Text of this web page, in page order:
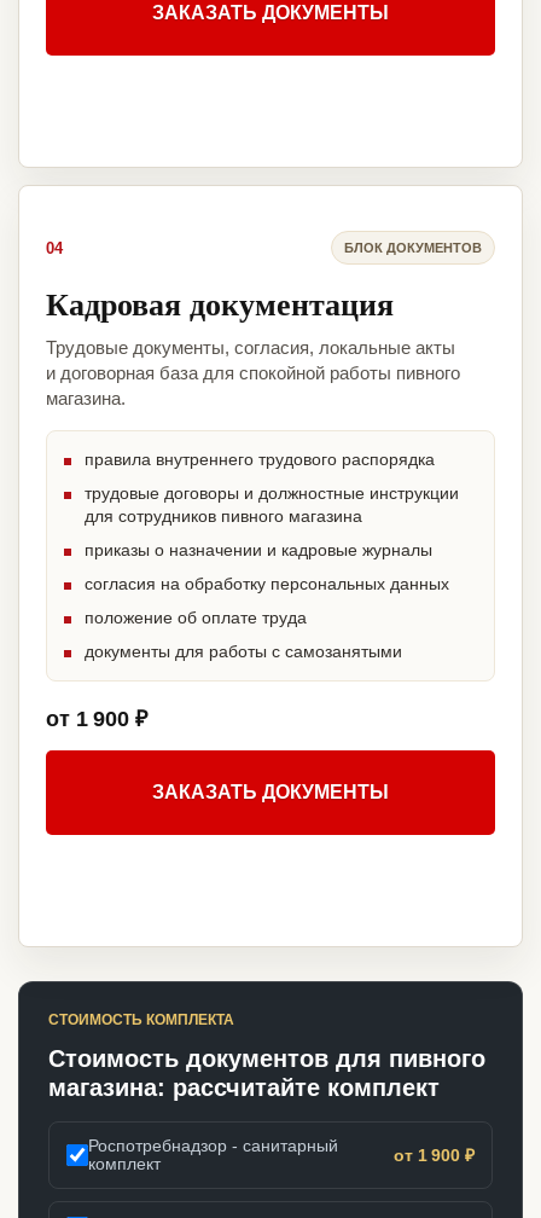
ЗАКАЗАТЬ ДОКУМЕНТЫ
04 БЛОК ДОКУМЕНТОВ
Кадровая документация
Трудовые документы, согласия, локальные акты
и договорная база для спокойной работы пивного
магазина.
правила внутреннего трудового распорядка
трудовые договоры и должностные инструкции
для сотрудников пивного магазина
приказы о назначении и кадровые журналы
согласия на обработку персональных данных
положение об оплате труда
документы для работы с самозанятыми
от 1 900 ₽
ЗАКАЗАТЬ ДОКУМЕНТЫ
СТОИМОСТЬ КОМПЛЕКТА
Стоимость документов для пивного
магазина: рассчитайте комплект
Роспотребнадзор - санитарный
комплект
от 1 900 ₽